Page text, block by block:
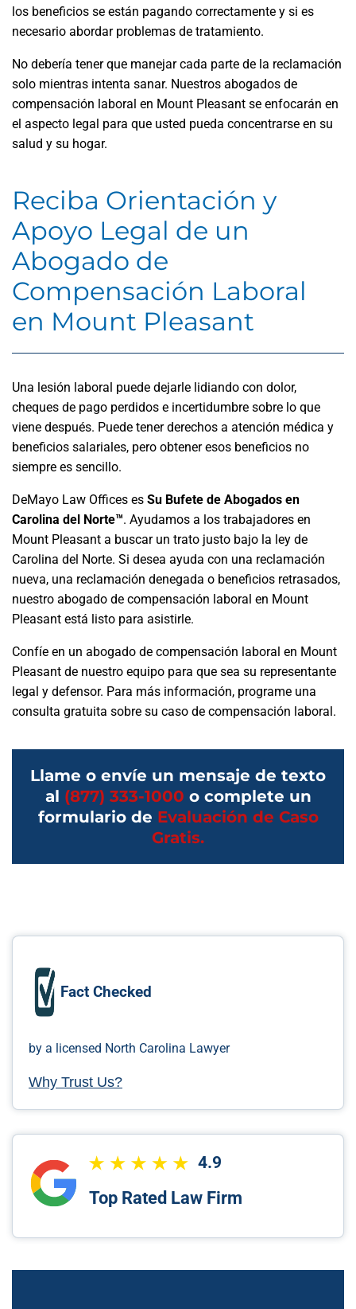
los beneficios se están pagando correctamente y si es
necesario abordar problemas de tratamiento.
No debería tener que manejar cada parte de la reclamación
solo mientras intenta sanar. Nuestros abogados de
compensación laboral en Mount Pleasant se enfocarán en
el aspecto legal para que usted pueda concentrarse en su
salud y su hogar.
Reciba Orientación y
Apoyo Legal de un
Abogado de
Compensación Laboral
en Mount Pleasant
Una lesión laboral puede dejarle lidiando con dolor,
cheques de pago perdidos e incertidumbre sobre lo que
viene después. Puede tener derechos a atención médica y
beneficios salariales, pero obtener esos beneficios no
siempre es sencillo.
DeMayo Law Offices es Su Bufete de Abogados en
Carolina del Norte™. Ayudamos a los trabajadores en
Mount Pleasant a buscar un trato justo bajo la ley de
Carolina del Norte. Si desea ayuda con una reclamación
nueva, una reclamación denegada o beneficios retrasados,
nuestro abogado de compensación laboral en Mount
Pleasant está listo para asistirle.
Confíe en un abogado de compensación laboral en Mount
Pleasant de nuestro equipo para que sea su representante
legal y defensor. Para más información, programe una
consulta gratuita sobre su caso de compensación laboral.
Llame o envíe un mensaje de texto
al (877) 333-1000 o complete un
formulario de Evaluación de Caso
Gratis.
Fact Checked
by a licensed North Carolina Lawyer
Why Trust Us?
4.9
Top Rated Law Firm